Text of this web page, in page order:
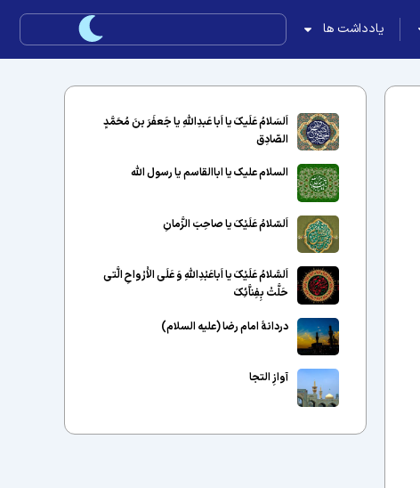
یادداشت ها
اَلسَلامُ عَلَیکَ یا اَبا عَبدِاللّهِ یا جَعفَرَ بنَ مُحَمَّدٍ
الصّادِق
السلام علیک یا اباالقاسم یا رسول الله
اَلسّلامُ عَلَیْکَ یا صاحِبَ الزَّمانِ
اَلسَّلامُ عَلَیْکَ یا اَباعَبْدِاللَّهِ وَ عَلَى الاَْرْواحِ الَّتى
حَلَّتْ بِفِناَّئِکَ
دردانهٔ امام رضا (علیه السلام)
آوازِ التجا